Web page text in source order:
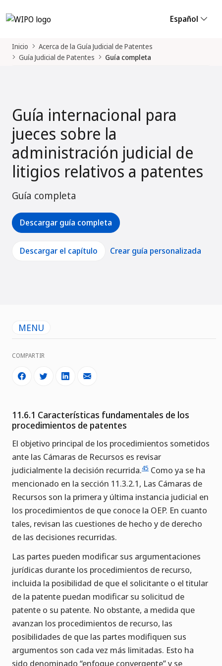
Español
Inicio
Acerca de la Guía Judicial de Patentes
Guía Judicial de Patentes
Guía completa
Guía internacional para
jueces sobre la
administración judicial de
litigios relativos a patentes
Guía completa
Descargar guía completa
Descargar el capítulo Crear guía personalizada
MENU
COMPARTIR
11.6.1 Características fundamentales de los
procedimientos de patentes
El objetivo principal de los procedimientos sometidos
ante las Cámaras de Recursos es revisar
judicialmente la decisión recurrida.45 Como ya se ha
mencionado en la sección 11.3.2.1, Las Cámaras de
Recursos son la primera y última instancia judicial en
los procedimientos de que conoce la OEP. En cuanto
tales, revisan las cuestiones de hecho y de derecho
de las decisiones recurridas.
Las partes pueden modificar sus argumentaciones
jurídicas durante los procedimientos de recurso,
incluida la posibilidad de que el solicitante o el titular
de la patente puedan modificar su solicitud de
patente o su patente. No obstante, a medida que
avanzan los procedimientos de recurso, las
posibilidades de que las partes modifiquen sus
argumentos son cada vez más limitadas. Esto ha
sido denominado “enfoque convergente” y se